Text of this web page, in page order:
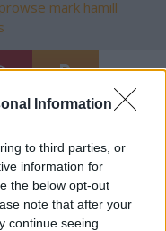
Information
to third parties, or
information for
the below opt-out
note that after your
continue seeing
mark hamill
para